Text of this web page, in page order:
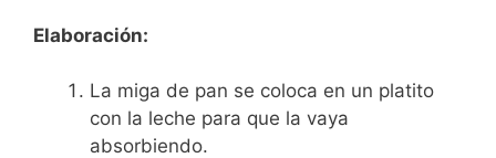
Elaboración:
La miga de pan se coloca en un platito
con la leche para que la vaya
absorbiendo.